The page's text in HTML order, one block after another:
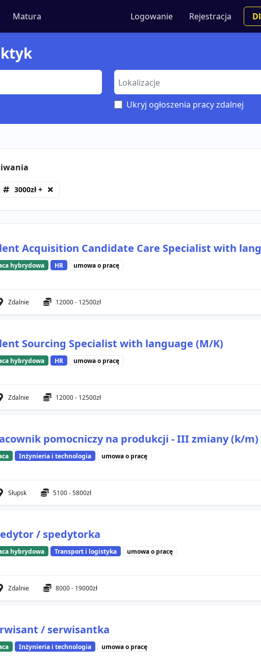
Matura Logowanie Rejestracja
Ukryj ogłoszenia pracy zdalnej
3000zł +
Acquisition Candidate Care Specialist with
hybrydowa HR umowa o pracę
Zdalnie 12000 - 12500zł
Sourcing Specialist with language (M/K)
hybrydowa HR umowa o pracę
Zdalnie 12000 - 12500zł
pomocniczy na produkcji - III zmiany (k/m)
Inżynieria i technologia umowa o pracę
Słupsk 5100 - 5800zł
/ spedytorka
hybrydowa Transport i logistyka umowa o pracę
Zdalnie 8000 - 19000zł
/ serwisantka
Inżynieria i technologia umowa o pracę